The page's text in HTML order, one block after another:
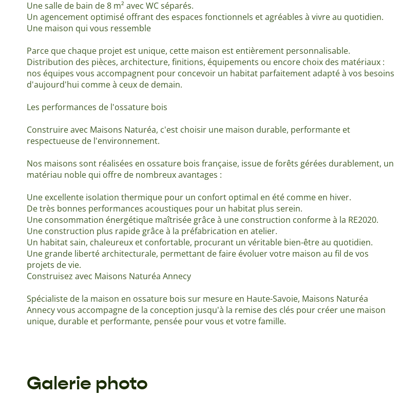
Une salle de bain de 8 m² avec WC séparés.
Un agencement optimisé offrant des espaces fonctionnels et agréables à vivre au quotidien.
Une maison qui vous ressemble
Parce que chaque projet est unique, cette maison est entièrement personnalisable.
Distribution des pièces, architecture, finitions, équipements ou encore choix des matériaux :
nos équipes vous accompagnent pour concevoir un habitat parfaitement adapté à vos besoins
d'aujourd'hui comme à ceux de demain.
Les performances de l'ossature bois
Construire avec Maisons Naturéa, c'est choisir une maison durable, performante et
respectueuse de l'environnement.
Nos maisons sont réalisées en ossature bois française, issue de forêts gérées durablement, un
matériau noble qui offre de nombreux avantages :
Une excellente isolation thermique pour un confort optimal en été comme en hiver.
De très bonnes performances acoustiques pour un habitat plus serein.
Une consommation énergétique maîtrisée grâce à une construction conforme à la RE2020.
Une construction plus rapide grâce à la préfabrication en atelier.
Un habitat sain, chaleureux et confortable, procurant un véritable bien-être au quotidien.
Une grande liberté architecturale, permettant de faire évoluer votre maison au fil de vos
projets de vie.
Construisez avec Maisons Naturéa Annecy
Spécialiste de la maison en ossature bois sur mesure en Haute-Savoie, Maisons Naturéa
Annecy vous accompagne de la conception jusqu'à la remise des clés pour créer une maison
unique, durable et performante, pensée pour vous et votre famille.
Galerie photo